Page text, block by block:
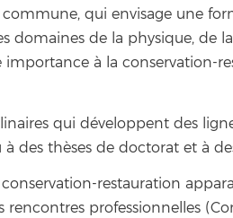
qui envisage une
domaines de la physique, de
à la conservation-
qui développent des
des thèses de doctorat et à
restauration
professionnelles